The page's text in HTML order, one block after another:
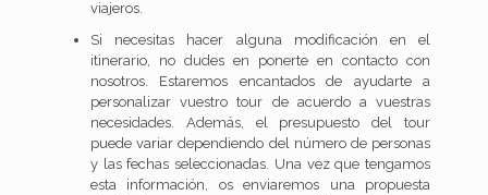
viajeros.
Si necesitas hacer alguna modificación en el
itinerario, no dudes en ponerte en contacto con
nosotros. Estaremos encantados de ayudarte a
personalizar vuestro tour de acuerdo a vuestras
necesidades. Además, el presupuesto del tour
puede variar dependiendo del número de personas
y las fechas seleccionadas. Una vez que tengamos
esta información, os enviaremos una propuesta